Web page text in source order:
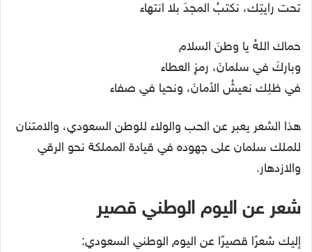
تحت رايتِك، نكتبُ المجدَ بلا انتهاء
حماك اللهُ يا وطنَ السلام
وباركَ في سلمانَ، رمزِ العطاء
في ظلِك نعيشُ الأمانَ، ونحيا في صفاء
هذا الشعر يعبر عن الحب والولاء للوطن السعودي، والامتنان
للملك سلمان على جهوده في قيادة المملكة نحو الرقي
والازدهار.
شعر عن اليوم الوطني قصير
إليك شعرًا قصيرًا عن اليوم الوطني السعودي: